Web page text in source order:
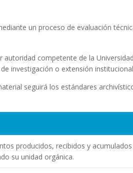
un proceso de evaluación
competente de la
investigación o extensión
seguirá los estándares
producidos, recibidos y
su unidad orgánica.